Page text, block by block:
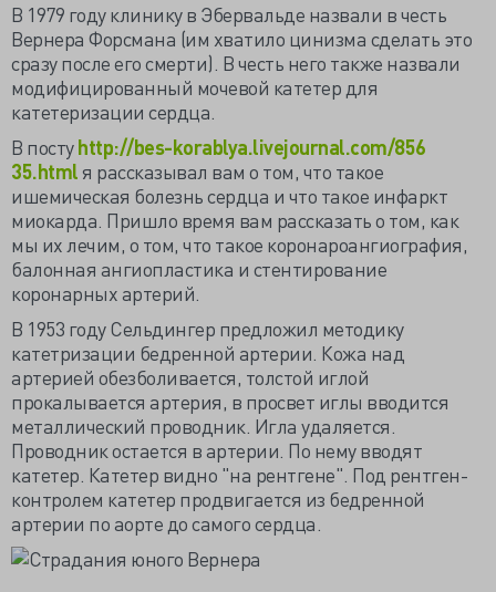
В 1979 году клинику в Эбервальде назвали в честь
Вернера Форсмана (им хватило цинизма сделать это
сразу после его смерти). В честь него также назвали
модифицированный мочевой катетер для
катетеризации сердца.
В постуhttp://bes-korablya.livejournal.com/856
35.htmlя рассказывал вам о том, что такое
ишемическая болезнь сердца и что такое инфаркт
миокарда. Пришло время вам рассказать о том, как
мы их лечим, о том, что такое коронароангиография,
балонная ангиопластика и стентирование
коронарных артерий.
В 1953 году Сельдингер предложил методику
катетризации бедренной артерии. Кожа над
артерией обезболивается, толстой иглой
прокалывается артерия, в просвет иглы вводится
металлический проводник. Игла удаляется.
Проводник остается в артерии. По нему вводят
катетер. Катетер видно "на рентгене". Под рентген-
контролем катетер продвигается из бедренной
артерии по аорте до самого сердца.